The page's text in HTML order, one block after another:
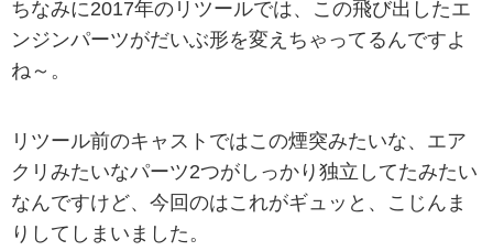
ちなみに2017年のリツールでは、この飛び出したエ
ンジンパーツがだいぶ形を変えちゃってるんですよ
ね～。
リツール前のキャストではこの煙突みたいな、エア
クリみたいなパーツ2つがしっかり独立してたみたい
なんですけど、今回のはこれがギュッと、こじんま
りしてしまいました。